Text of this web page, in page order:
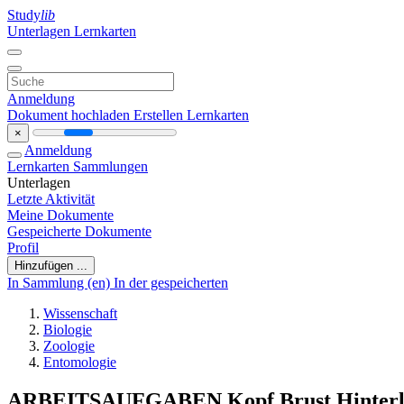
Studylib
Unterlagen Lernkarten
Anmeldung
Dokument hochladen Erstellen Lernkarten
×
Anmeldung
Lernkarten Sammlungen
Unterlagen
Letzte Aktivität
Meine Dokumente
Gespeicherte Dokumente
Profil
Hinzufügen ...
In Sammlung (en) In der gespeicherten
Wissenschaft
Biologie
Zoologie
Entomologie